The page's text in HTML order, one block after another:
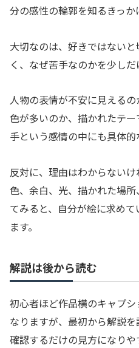
分の感性の輪郭を知るきっか
大切なのは、好きではない
く、なぜ苦手なのかを少しだ
人物の表情が不安に見える
色が多いのか、描かれたテ
手という感情の中にも具体的
反対に、理由はわからないけ
色、余白、光、描かれた場
てみると、自分が絵に求め
ます。
解説は後から読む
初心者ほど作品横のキャプ
なりますが、最初から解説
確認するだけの見方になりや